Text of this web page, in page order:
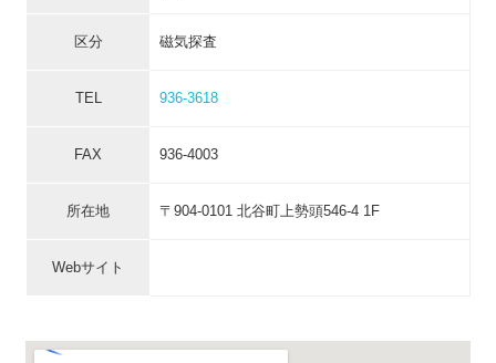
区分 磁気探査
TEL 936-3618
FAX 936-4003
所在地 〒904-0101 北谷町上勢頭546-4 1F
Webサイト